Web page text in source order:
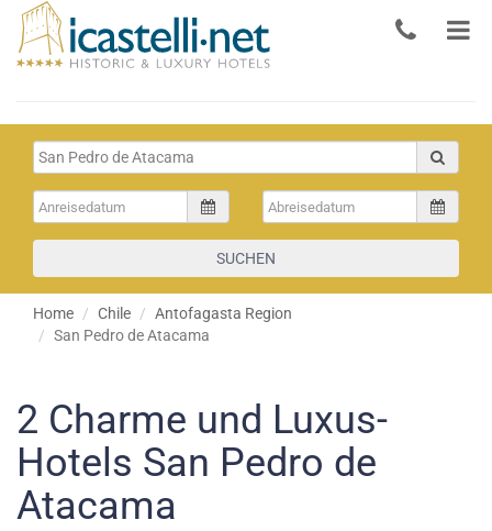
SUCHEN
Home Chile
Antofagasta Region
San Pedro de Atacama
2 Charme und Luxus-
Hotels San Pedro de
Atacama